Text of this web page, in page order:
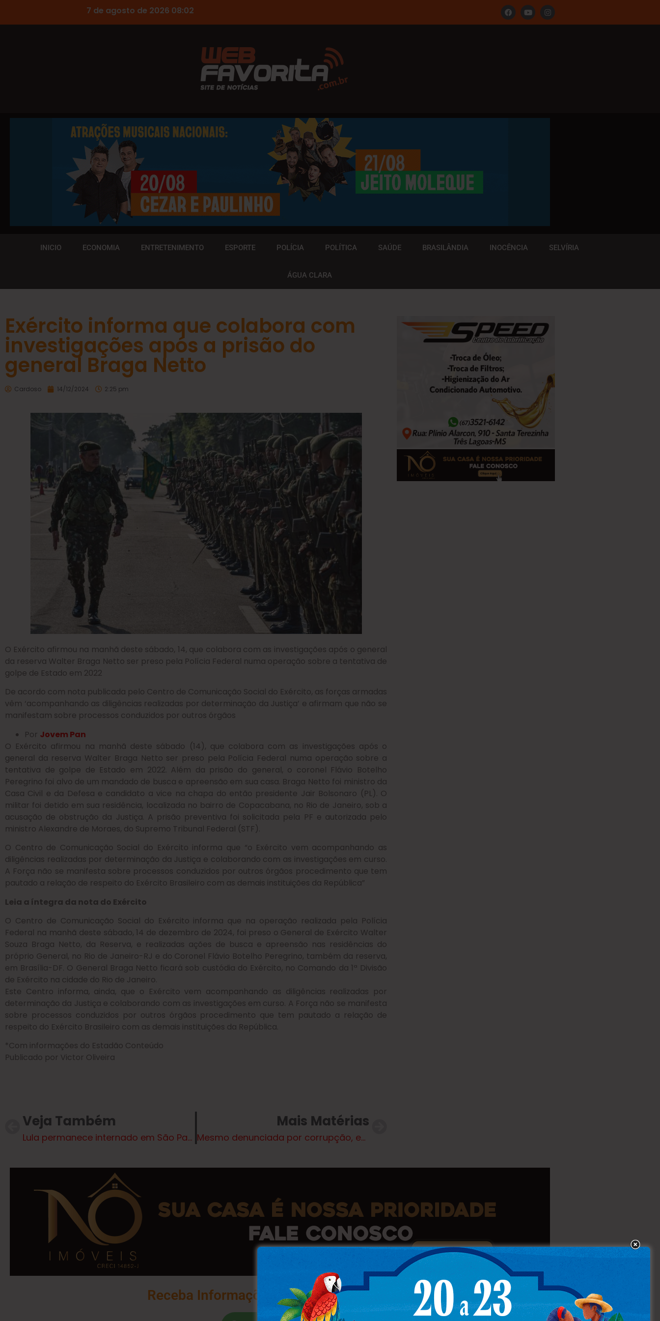
7 de agosto de 2026 08:02
INICIO ECONOMIA ENTRETENIMENTO ESPORTE POLÍCIA POLÍTICA SAÚDE BRASILÂNDIA INOCÊNCIA SELVÍRIA
ÁGUA CLARA
Exército informa que colabora com
investigações após a prisão do
general Braga Netto
Cardoso 14/12/2024 2:25 pm
O Exército afirmou na manhã deste sábado, 14, que colabora com as investigações após o general
da reserva Walter Braga Netto ser preso pela Polícia Federal numa operação sobre a tentativa de
golpe de Estado em 2022
De acordo com nota publicada pelo Centro de Comunicação Social do Exército, as forças armadas
vêm ‘acompanhando as diligências realizadas por determinação da Justiça’ e afirmam que não se
manifestam sobre processos conduzidos por outros órgãos
Por Jovem Pan
O Exército afirmou na manhã deste sábado (14), que colabora com as investigações após o
general da reserva Walter Braga Netto ser preso pela Polícia Federal numa operação sobre a
tentativa de golpe de Estado em 2022. Além da prisão do general, o coronel Flávio Botelho
Peregrino foi alvo de um mandado de busca e apreensão em sua casa. Braga Netto foi ministro da
Casa Civil e da Defesa e candidato a vice na chapa do então presidente Jair Bolsonaro (PL). O
militar foi detido em sua residência, localizada no bairro de Copacabana, no Rio de Janeiro, sob a
acusação de obstrução da Justiça. A prisão preventiva foi solicitada pela PF e autorizada pelo
ministro Alexandre de Moraes, do Supremo Tribunal Federal (STF).
O Centro de Comunicação Social do Exército informa que “o Exército vem acompanhando as
diligências realizadas por determinação da Justiça e colaborando com as investigações em curso.
A Força não se manifesta sobre processos conduzidos por outros órgãos procedimento que tem
pautado a relação de respeito do Exército Brasileiro com as demais instituições da República”
Leia a íntegra da nota do Exército
O Centro de Comunicação Social do Exército informa que na operação realizada pela Polícia
Federal na manhã deste sábado, 14 de dezembro de 2024, foi preso o General de Exército Walter
Souza Braga Netto, da Reserva, e realizadas ações de busca e apreensão nas residências do
próprio General, no Rio de Janeiro-RJ e do Coronel Flávio Botelho Peregrino, também da reserva,
em Brasília-DF. O General Braga Netto ficará sob custódia do Exército, no Comando da 1ª Divisão
de Exército na cidade do Rio de Janeiro.
Este Centro informa, ainda, que o Exército vem acompanhando as diligências realizadas por
determinação da Justiça e colaborando com as investigações em curso. A Força não se manifesta
sobre processos conduzidos por outros órgãos procedimento que tem pautado a relação de
respeito do Exército Brasileiro com as demais instituições da República.
*Com informações do Estadão Conteúdo
Publicado por Victor Oliveira
Veja Também
Lula permanece internado em São Paulo e deve voltar a Brasília na próxima semana
Mais Matérias
Mesmo denunciada por corrupção, empresa do DF ganha R$ 2 mi em emendas
Receba Informações na Palma da Sua Mão